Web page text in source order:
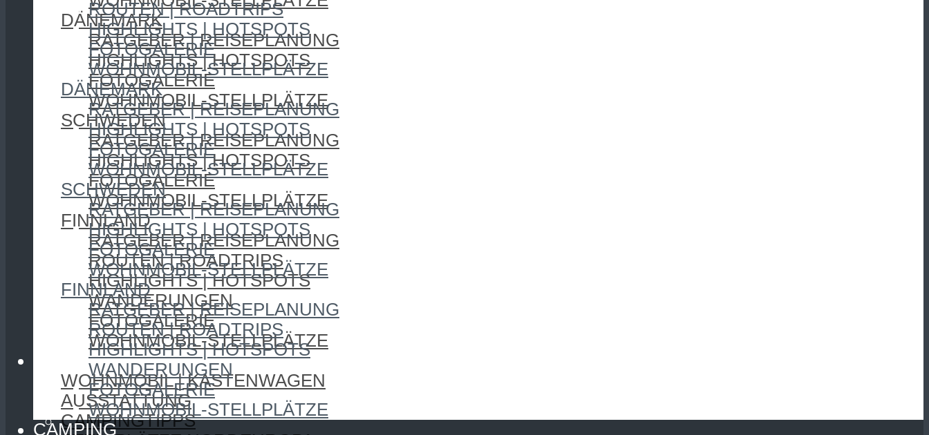
DÄNEMARK
RATGEBER | REISEPLANUNG
HIGHLIGHTS | HOTSPOTS
FOTOGALERIE
WOHNMOBIL-STELLPLÄTZE
SCHWEDEN
RATGEBER | REISEPLANUNG
HIGHLIGHTS | HOTSPOTS
FOTOGALERIE
WOHNMOBIL-STELLPLÄTZE
FINNLAND
RATGEBER | REISEPLANUNG
ROUTEN | ROADTRIPS
HIGHLIGHTS | HOTSPOTS
WANDERUNGEN
FOTOGALERIE
WOHNMOBIL-STELLPLÄTZE
CAMPING
WOHNMOBIL | KASTENWAGEN
AUSSTATTUNG
CAMPINGTIPPS
ROUTEN | ROADTRIPS
HIGHLIGHTS | HOTSPOTS
FOTOGALERIE
WOHNMOBIL-STELLPLÄTZE
DÄNEMARK
RATGEBER | REISEPLANUNG
HIGHLIGHTS | HOTSPOTS
FOTOGALERIE
WOHNMOBIL-STELLPLÄTZE
SCHWEDEN
RATGEBER | REISEPLANUNG
HIGHLIGHTS | HOTSPOTS
FOTOGALERIE
WOHNMOBIL-STELLPLÄTZE
FINNLAND
RATGEBER | REISEPLANUNG
ROUTEN | ROADTRIPS
HIGHLIGHTS | HOTSPOTS
WANDERUNGEN
FOTOGALERIE
WOHNMOBIL-STELLPLÄTZE
CAMPING